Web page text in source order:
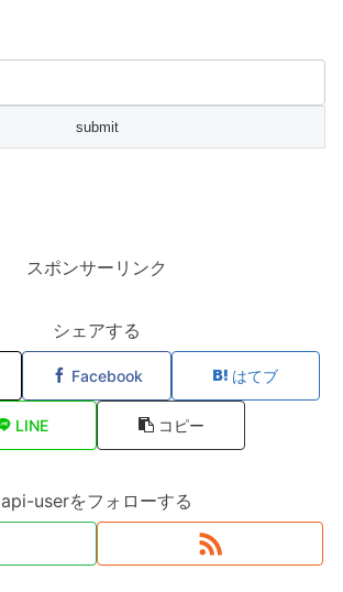
スポンサーリンク
シェアする
Facebook はてブ
LINE コピー
api-userをフォローする